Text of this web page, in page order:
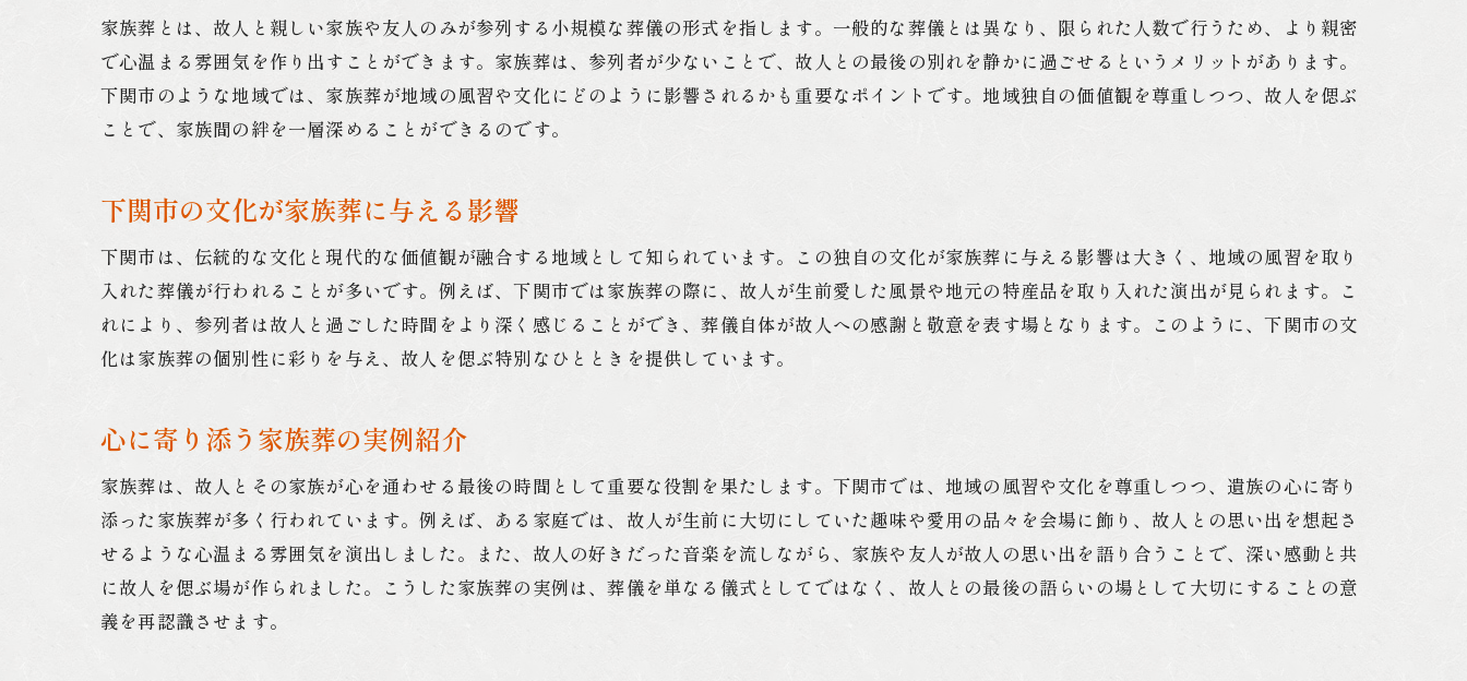
業者選びにおける地元の口コミ活用法
家族葬に特化した葬儀業者の強み
葬儀業者とのコミュニケーションのコツ
費用を抑えるための家族葬プラン
地元で提供される費用に関する特典情報
家族葬費用に関するよくある質問
安心感を与える葬儀業者のサポート内容
下関市の業者選びに役立つ情報収集方法
業者との事前相談で確認すべき事項
家族葬とは、故人と親しい家族や友人のみが参列する小規模な葬儀の形式を指します。一般的な葬儀とは異なり、限られた人数で行うため、より親密
で心温まる雰囲気を作り出すことができます。家族葬は、参列者が少ないことで、故人との最後の別れを静かに過ごせるというメリットがあります。
下関市のような地域では、家族葬が地域の風習や文化にどのように影響されるかも重要なポイントです。地域独自の価値観を尊重しつつ、故人を偲ぶ
ことで、家族間の絆を一層深めることができるのです。
下関市の文化が家族葬に与える影響
下関市は、伝統的な文化と現代的な価値観が融合する地域として知られています。この独自の文化が家族葬に与える影響は大きく、地域の風習を取り
入れた葬儀が行われることが多いです。例えば、下関市では家族葬の際に、故人が生前愛した風景や地元の特産品を取り入れた演出が見られます。こ
れにより、参列者は故人と過ごした時間をより深く感じることができ、葬儀自体が故人への感謝と敬意を表す場となります。このように、下関市の文
化は家族葬の個別性に彩りを与え、故人を偲ぶ特別なひとときを提供しています。
心に寄り添う家族葬の実例紹介
家族葬は、故人とその家族が心を通わせる最後の時間として重要な役割を果たします。下関市では、地域の風習や文化を尊重しつつ、遺族の心に寄り
添った家族葬が多く行われています。例えば、ある家庭では、故人が生前に大切にしていた趣味や愛用の品々を会場に飾り、故人との思い出を想起さ
せるような心温まる雰囲気を演出しました。また、故人の好きだった音楽を流しながら、家族や友人が故人の思い出を語り合うことで、深い感動と共
に故人を偲ぶ場が作られました。こうした家族葬の実例は、葬儀を単なる儀式としてではなく、故人との最後の語らいの場として大切にすることの意
義を再認識させます。